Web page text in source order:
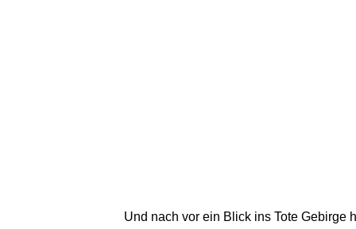
Und nach vor ein Blick ins Tote Gebirge